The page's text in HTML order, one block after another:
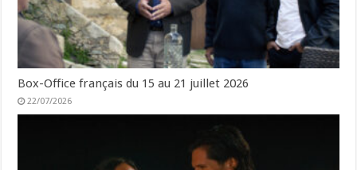
Box-Office français du 15 au 21 juillet 2026
22/07/2026